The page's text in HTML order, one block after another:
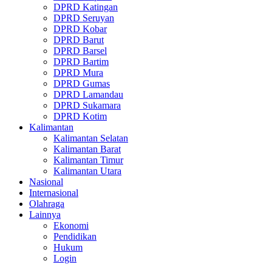
DPRD Katingan
DPRD Seruyan
DPRD Kobar
DPRD Barut
DPRD Barsel
DPRD Bartim
DPRD Mura
DPRD Gumas
DPRD Lamandau
DPRD Sukamara
DPRD Kotim
Kalimantan
Kalimantan Selatan
Kalimantan Barat
Kalimantan Timur
Kalimantan Utara
Nasional
Internasional
Olahraga
Lainnya
Ekonomi
Pendidikan
Hukum
Login